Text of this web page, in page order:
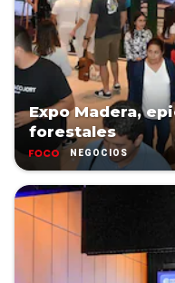
Expo Madera,
forestales
NEGOCIOS